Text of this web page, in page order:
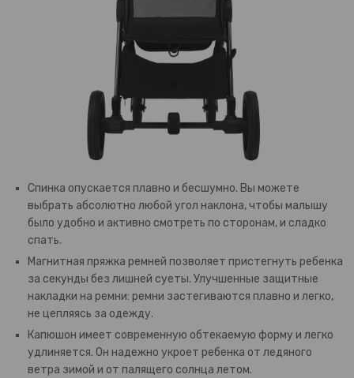
Спинка опускается плавно и бесшумно. Вы можете
выбрать абсолютно любой угол наклона, чтобы малышу
было удобно и активно смотреть по сторонам, и сладко
спать.
Магнитная пряжка ремней позволяет пристегнуть ребенка
за секунды без лишней суеты. Улучшенные защитные
накладки на ремни: ремни застегиваются плавно и легко,
не цепляясь за одежду.
Капюшон имеет современную обтекаемую форму и легко
удлиняется. Он надежно укроет ребенка от ледяного
ветра зимой и от палящего солнца летом.